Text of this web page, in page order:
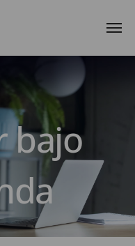
bajo